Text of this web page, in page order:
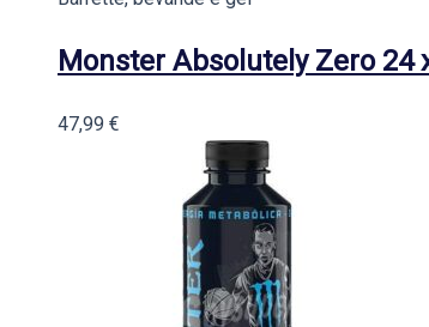
Monster Absolutely Zero 24
47,99 €